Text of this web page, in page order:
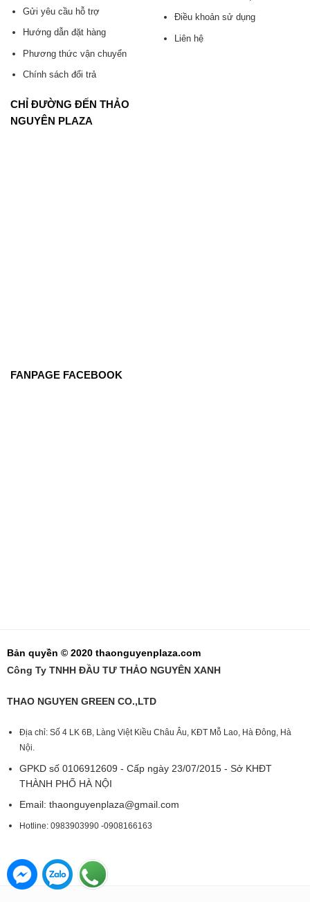
Gửi yêu cầu hỗ trợ
Hướng dẫn đặt hàng
Phương thức vận chuyển
Chính sách đổi trả
Điều khoản sử dụng
Liên hệ
CHỈ ĐƯỜNG ĐẾN THẢO
NGUYÊN PLAZA
FANPAGE FACEBOOK
Bản quyền © 2020 thaonguyenplaza.com
Công Ty TNHH ĐẦU TƯ THẢO NGUYÊN XANH
THAO NGUYEN GREEN CO.,LTD
Địa chỉ: Số 4 LK 6B, Làng Việt Kiều Châu Âu, KĐT Mỗ Lao, Hà Đông, Hà
Nội.
GPKD số 0106912609 - Cấp ngày 23/07/2015 - Sở KHĐT
THÀNH PHỐ HÀ NỘI
Email: thaonguyenplaza@gmail.com
Hotline: 0983903990 -0908166163